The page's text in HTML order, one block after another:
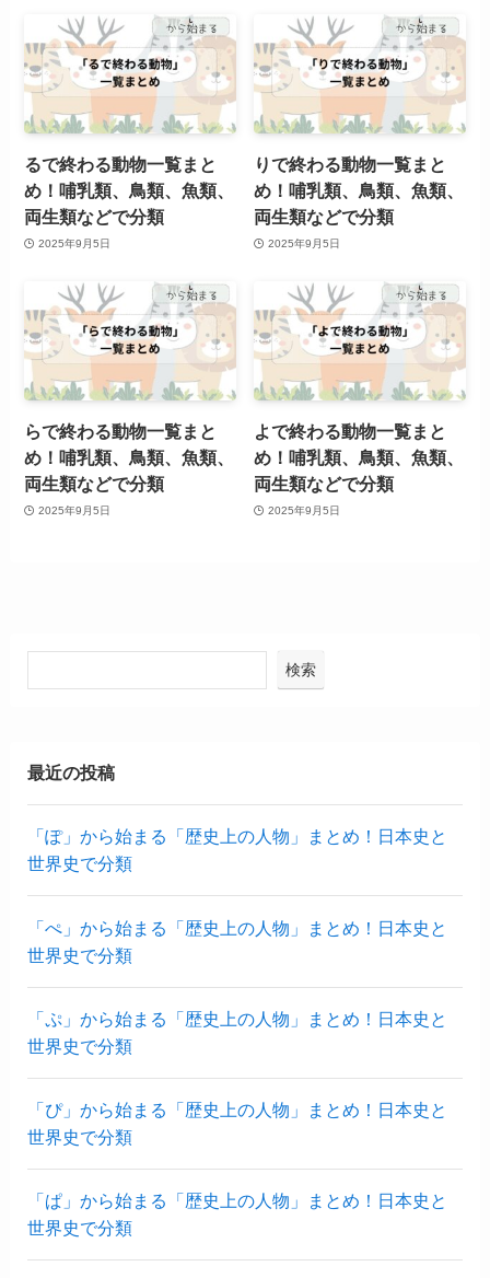
るで終わる動物一覧まと
め！哺乳類、鳥類、魚類、
両生類などで分類
2025年9月5日
りで終わる動物一覧まと
め！哺乳類、鳥類、魚類、
両生類などで分類
2025年9月5日
らで終わる動物一覧まと
め！哺乳類、鳥類、魚類、
両生類などで分類
2025年9月5日
よで終わる動物一覧まと
め！哺乳類、鳥類、魚類、
両生類などで分類
2025年9月5日
検索
最近の投稿
「ぽ」から始まる「歴史上の人物」まとめ！日本史と
世界史で分類
「ぺ」から始まる「歴史上の人物」まとめ！日本史と
世界史で分類
「ぷ」から始まる「歴史上の人物」まとめ！日本史と
世界史で分類
「ぴ」から始まる「歴史上の人物」まとめ！日本史と
世界史で分類
「ぱ」から始まる「歴史上の人物」まとめ！日本史と
世界史で分類